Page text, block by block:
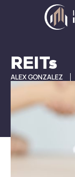
REITs
ALEX GONZALEZ